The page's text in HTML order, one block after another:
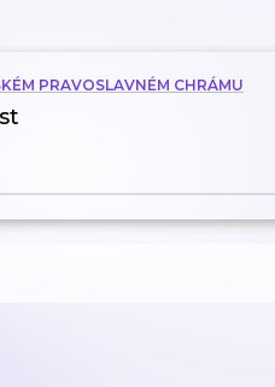
PRAVOSLAVNÉM CHRÁMU